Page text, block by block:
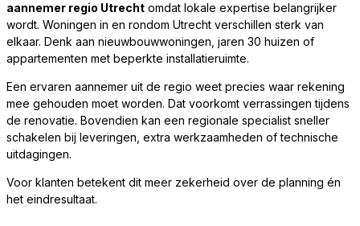
aannemer regio Utrecht omdat lokale expertise belangrijker
wordt. Woningen in en rondom Utrecht verschillen sterk van
elkaar. Denk aan nieuwbouwwoningen, jaren 30 huizen of
appartementen met beperkte installatieruimte.
Een ervaren aannemer uit de regio weet precies waar rekening
mee gehouden moet worden. Dat voorkomt verrassingen tijdens
de renovatie. Bovendien kan een regionale specialist sneller
schakelen bij leveringen, extra werkzaamheden of technische
uitdagingen.
Voor klanten betekent dit meer zekerheid over de planning én
het eindresultaat.